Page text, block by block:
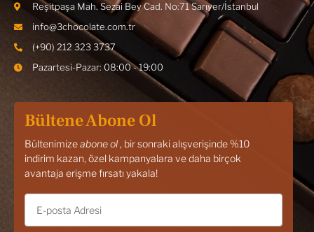
Reşitpaşa Mah. Sezai Bey Cad. No:71 Sarıyer/İstanbul
info@3chocolate.com.tr
(+90) 212 323 3737
Pazartesi-Pazar: 08:00 - 19:00
Bültene Abone Ol
Bültenimizeabone ol , bir sonraki alışverişinde %10
indirim kazan, özel kampanyalara ve daha birçok
avantaja erişme fırsatı yakala!